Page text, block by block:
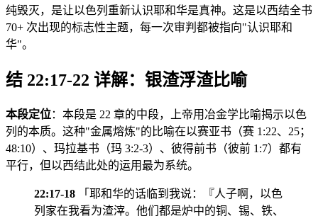
纯毁灭，是让以色列重新认识耶和华是真神。这是以西结全书
70+ 次出现的标志性主题，每一次审判都被指向"认识耶和
华"。
结 22:17-22 详解：银渣浮渣比喻
本段定位：本段是 22 章的中段，上帝用冶金学比喻揭示以色
列的本质。这种"金属熔炼"的比喻在以赛亚书（赛 1:22、25；
48:10）、玛拉基书（玛 3:2-3）、彼得前书（彼前 1:7）都有
平行，但以西结此处的运用最为系统。
22:17-18 「耶和华的话临到我说：『人子啊，以色
列家在我看为渣滓。他们都是炉中的铜、锡、铁、